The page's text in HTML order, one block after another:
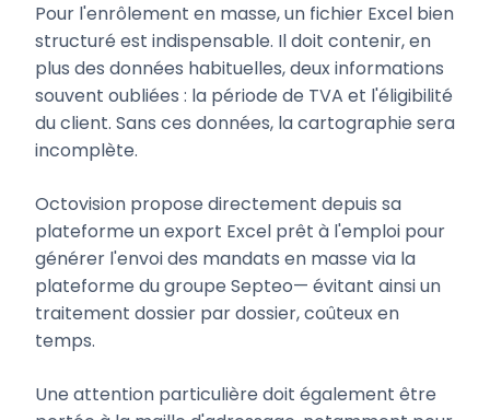
Pour l'enrôlement en masse, un fichier Excel bien
structuré est indispensable. Il doit contenir, en
plus des données habituelles, deux informations
souvent oubliées : la période de TVA et l'éligibilité
du client. Sans ces données, la cartographie sera
incomplète.
Octovision propose directement depuis sa
plateforme un export Excel prêt à l'emploi pour
générer l'envoi des mandats en masse via la
plateforme du groupe Septeo— évitant ainsi un
traitement dossier par dossier, coûteux en
temps.
Une attention particulière doit également être